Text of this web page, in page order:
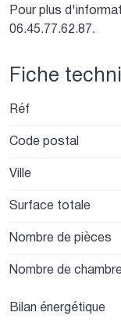
Pour plus
06.45.77.62.87.
Fiche
Réf
Code postal
Ville
Surface totale
Nombre de pièces
Nombre de
Bilan énergétique